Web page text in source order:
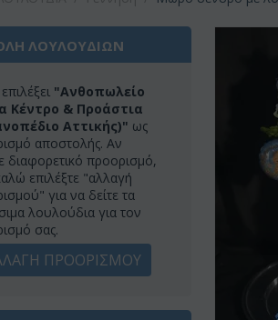
ΛΟΥΛΟΥΔΙΩΝ
"Ανθοπωλείο
Κέντρο & Προάστια
Αττικής)" ως
αποστολής. Αν
διαφορετικό προορισμό,
επιλέξτε "αλλαγή
για να δείτε τα
λουλούδια για τον
σας.
ΠΡΟΟΡΙΣΜΟΥ